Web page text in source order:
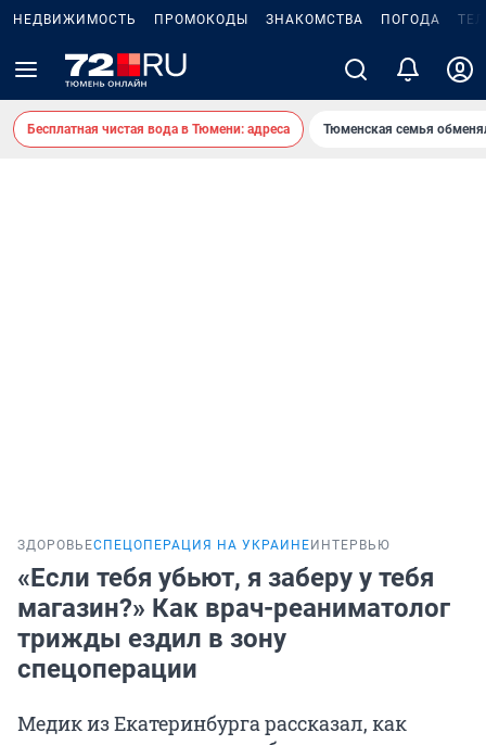
НЕДВИЖИМОСТЬ ПРОМОКОДЫ ЗНАКОМСТВА ПОГОДА
Бесплатная чистая вода в Тюмени: адреса Тюменская семья
ЗДОРОВЬЕСПЕЦОПЕРАЦИЯ НА УКРАИНЕ ИНТЕРВЬЮ
«Если тебя убьют, я заберу у тебя
магазин?» Как врач-реаниматолог
трижды ездил в зону
спецоперации
Медик из Екатеринбурга рассказал, как